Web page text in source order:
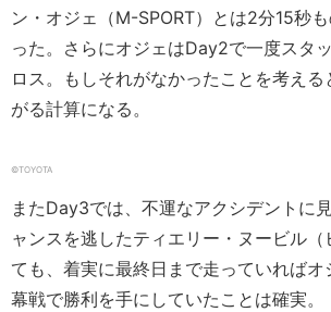
ン・オジェ（M-SPORT）とは2分15秒
った。さらにオジェはDay2で一度スタ
ロス。もしそれがなかったことを考え
がる計算になる。
©︎TOYOTA
またDay3では、不運なアクシデントに
ャンスを逃したティエリー・ヌービル（
ても、着実に最終日まで走っていればオ
幕戦で勝利を手にしていたことは確実。